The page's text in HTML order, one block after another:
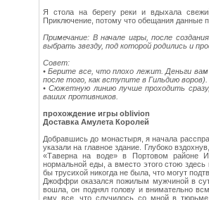
Я стола на берегу реки и вдыхала
Приключение, потому что обещания данные
Примечание: В начале игры, после
выбрать звезду, под которой родились и
Совет:
• Берите все, что плохо лежит. Деньги
после того, как вступите в Гильдию воров).
• Сюжетную линию лучше проходить
ваших противников.
прохождение игры oblivion
Доставка Амулета Королей
Добравшись до монастыря, я начала
указали на главное здание. Глубоко
«Таверна на воде» в Портовом районе
нормальной еды, а вместо этого стою
бы трусихой никогда не была, что могут
Джоффри оказался пожилым мужчиной в
вошла, он поднял голову и внимательно
ему все, что случилось со мной в